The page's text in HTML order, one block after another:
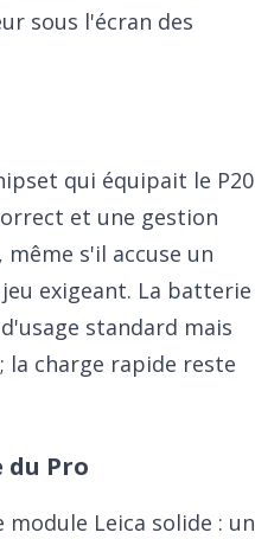
sous l'écran des
qui équipait le P20
et une gestion
s'il accuse un
exigeant. La batterie
standard mais
la charge rapide reste
Pro
Leica solide : un